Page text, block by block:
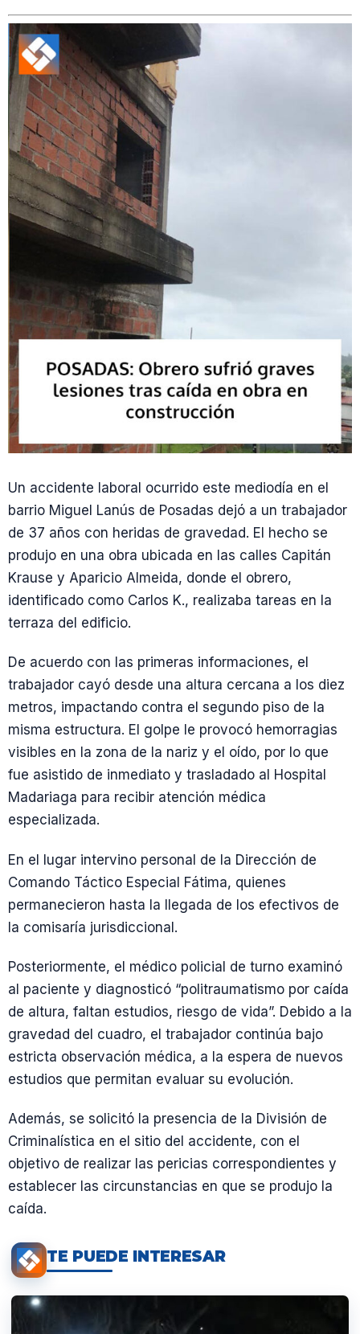
Un accidente laboral ocurrido este mediodía en el
barrio Miguel Lanús de Posadas dejó a un trabajador
de 37 años con heridas de gravedad. El hecho se
produjo en una obra ubicada en las calles Capitán
Krause y Aparicio Almeida, donde el obrero,
identificado como Carlos K., realizaba tareas en la
terraza del edificio.
De acuerdo con las primeras informaciones, el
trabajador cayó desde una altura cercana a los diez
metros, impactando contra el segundo piso de la
misma estructura. El golpe le provocó hemorragias
visibles en la zona de la nariz y el oído, por lo que
fue asistido de inmediato y trasladado al Hospital
Madariaga para recibir atención médica
especializada.
En el lugar intervino personal de la Dirección de
Comando Táctico Especial Fátima, quienes
permanecieron hasta la llegada de los efectivos de
la comisaría jurisdiccional.
Posteriormente, el médico policial de turno examinó
al paciente y diagnosticó “politraumatismo por caída
de altura, faltan estudios, riesgo de vida”. Debido a la
gravedad del cuadro, el trabajador continúa bajo
estricta observación médica, a la espera de nuevos
estudios que permitan evaluar su evolución.
Además, se solicitó la presencia de la División de
Criminalística en el sitio del accidente, con el
objetivo de realizar las pericias correspondientes y
establecer las circunstancias en que se produjo la
caída.
TE PUEDE INTERESAR